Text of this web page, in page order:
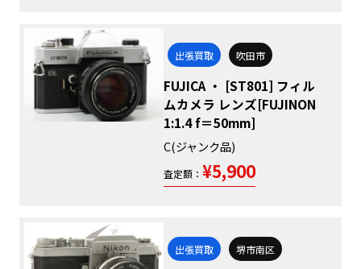
出張買取 吹田市
FUJICA ・ [ST801] フィル
ムカメラ レンズ[FUJINON
1:1.4 f＝50mm]
C(ジャンク品)
査定額： ¥5,900
出張買取 堺市南区